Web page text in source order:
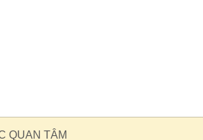
QUAN TÂM